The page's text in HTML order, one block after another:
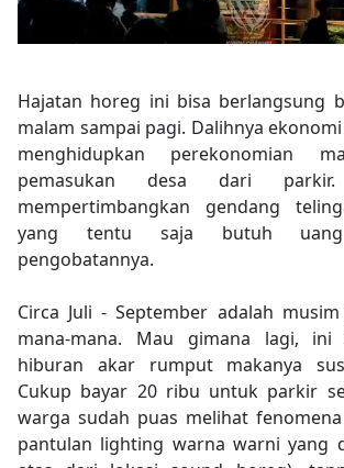
Hajatan horeg ini bisa berlangsung
malam sampai pagi. Dalihnya
menghidupkan perekonomian
pemasukan desa dari
mempertimbangkan gendang
yang tentu saja butuh
pengobatannya.
Circa Juli - September adalah
mana-mana. Mau gimana lagi, ini
hiburan akar rumput makanya
Cukup bayar 20 ribu untuk parkir
warga sudah puas melihat
pantulan lighting warna warni yang